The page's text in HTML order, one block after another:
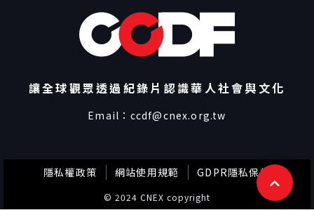
讓全球觀眾透過紀錄片認識華人社會與文化
Email： ccdf@cnex.org.tw
© 2024 CNEX copyright
隱私權政策 網站使用規範 GDPR隱私保護